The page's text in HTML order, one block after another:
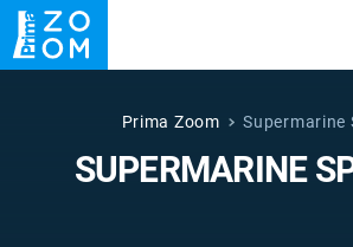
ZRÁDCI DRUHÁ
ZÁHADY VETŘELCI DÁVNOVĚKU
Prima Zoom Supermarine
SUPERMARINE